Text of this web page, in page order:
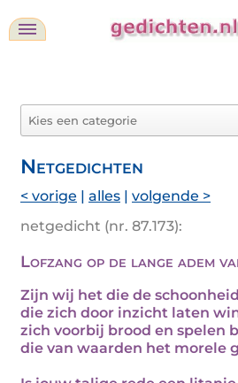
Netgedichten
< vorige | alles | volgende >
netgedicht (nr. 87.173):
Lofzang op de lange adem
Zijn wij het die de
die zich door inzicht laten
zich voorbij brood en spelen
die van waarden het morele